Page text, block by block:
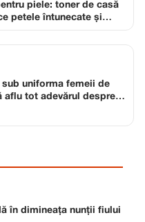
piele: toner de casă
petele întunecate și
sub uniforma femeii de
aflu tot adevărul despre
în dimineața nunții fiului